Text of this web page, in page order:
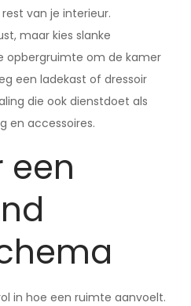
van je interieur.
maar kies slanke
opbergruimte om de kamer
een ladekast of dressoir
die ook dienstdoet als
en accessoires.
een
in hoe een ruimte aanvoelt.